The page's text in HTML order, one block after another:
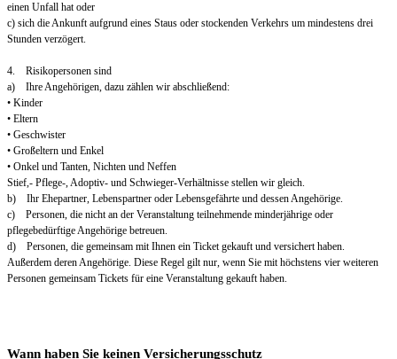
einen Unfall hat oder
c) sich die Ankunft aufgrund eines Staus oder stockenden Verkehrs um mindestens drei
Stunden verzögert.
4. Risikopersonen sind
a) Ihre Angehörigen, dazu zählen wir abschließend:
• Kinder
• Eltern
• Geschwister
• Großeltern und Enkel
• Onkel und Tanten, Nichten und Neffen
Stief,- Pflege-, Adoptiv- und Schwieger-Verhältnisse stellen wir gleich.
b) Ihr Ehepartner, Lebenspartner oder Lebensgefährte und dessen Angehörige.
c) Personen, die nicht an der Veranstaltung teilnehmende minderjährige oder
pflegebedürftige Angehörige betreuen.
d) Personen, die gemeinsam mit Ihnen ein Ticket gekauft und versichert haben.
Außerdem deren Angehörige. Diese Regel gilt nur, wenn Sie mit höchstens vier weiteren
Personen gemeinsam Tickets für eine Veranstaltung gekauft haben.
Wann haben Sie keinen Versicherungsschutz